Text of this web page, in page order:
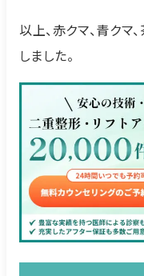
以上、赤クマ、青クマ
しました。